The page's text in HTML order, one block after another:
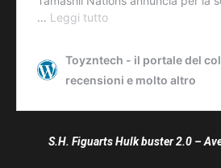
S.H. Figuarts Hulk buster 2.0 –